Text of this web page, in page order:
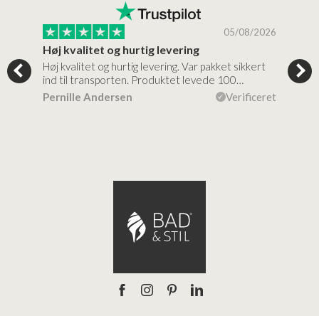
05/08/2026
Høj kvalitet og hurtig levering
Høj kvalitet og hurtig levering. Var pakket sikkert
ind til transporten. Produktet levede 100…
Pernille Andersen
Verificeret